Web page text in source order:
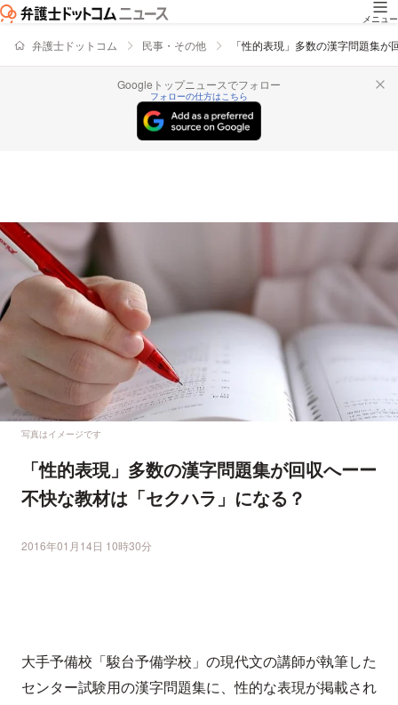
メニュー
弁護士ドットコム 民事・その他 「性的表現」多数の漢字問題集
Googleトップニュースでフォロー
フォローの仕方はこちら
写真はイメージです
「性的表現」多数の漢字問題集が回収へーー
不快な教材は「セクハラ」になる？
2016年01月14日 10時30分
大手予備校「駿台予備学校」の現代文の講師が執筆した
センター試験用の漢字問題集に、性的な表現が掲載され